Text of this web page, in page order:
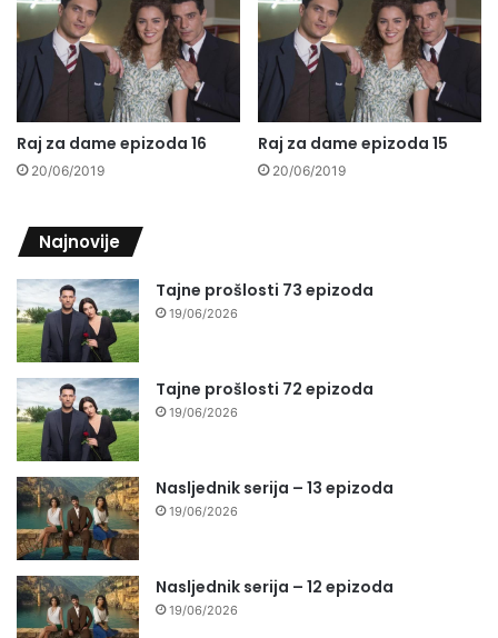
Raj za dame epizoda 16
20/06/2019
Raj za dame epizoda 15
20/06/2019
Najnovije
Tajne prošlosti 73 epizoda
19/06/2026
Tajne prošlosti 72 epizoda
19/06/2026
Nasljednik serija – 13 epizoda
19/06/2026
Nasljednik serija – 12 epizoda
19/06/2026